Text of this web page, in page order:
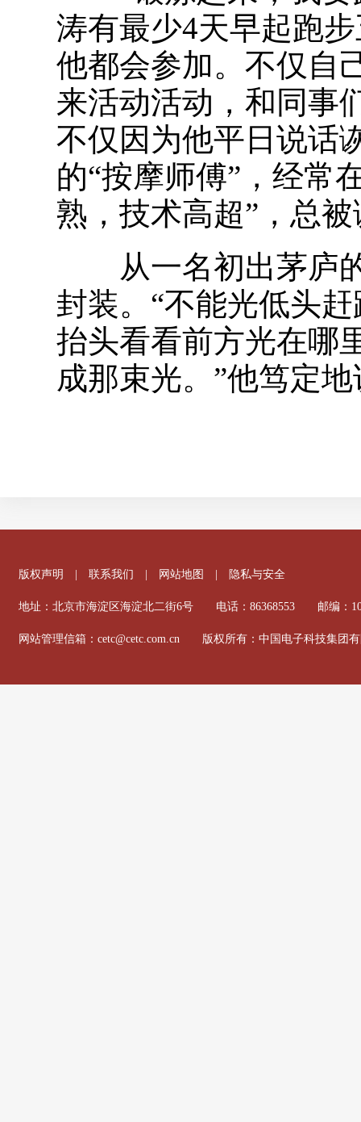
涛有最少4天早起跑
他都会参加。不仅自
来活动活动，和同事
不仅因为他平日说话
的“按摩师傅”，经常
熟，技术高超”，总
从一名初出茅庐的
封装。“不能光低头
抬头看看前方光在哪
成那束光。”他笃定
版权声明 联系我们 网站地图 隐私与安全
地址：北京市海淀区海淀北二街6号 电话：86368553 邮编：
网站管理信箱：cetc@cetc.com.cn 版权所有：中国电子科技集团